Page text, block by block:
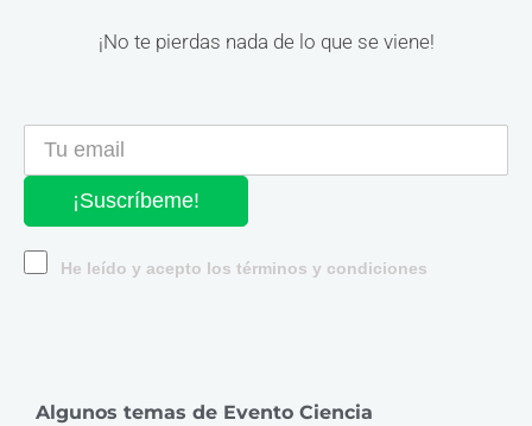
¡No te pierdas nada de lo que se viene!
¡Suscríbeme!
He leído y acepto los términos y condiciones
Algunos temas de Evento Ciencia